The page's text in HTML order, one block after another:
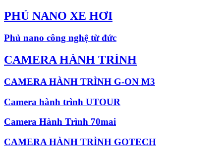
PHỦ NANO XE HƠI
Phủ nano công nghệ từ đức
CAMERA HÀNH TRÌNH
CAMERA HÀNH TRÌNH G-ON M3
Camera hành trình UTOUR
Camera Hành Trình 70mai
CAMERA HÀNH TRÌNH GOTECH